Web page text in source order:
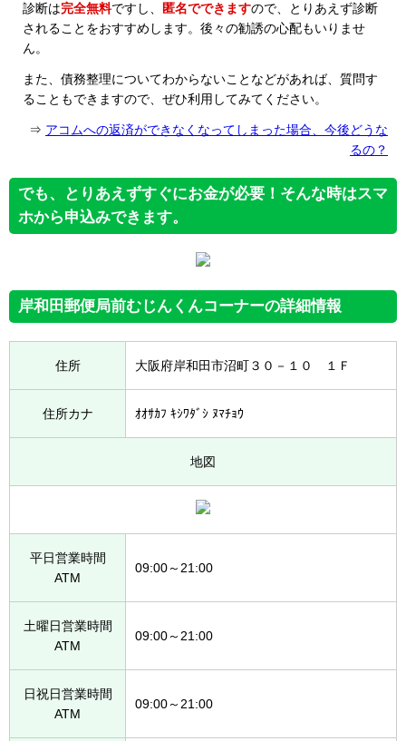
診断は完全無料ですし、 匿名でできますので、とりあえず診断
されることをおすすめします。後々の勧誘の心配もいりませ
ん。
また、債務整理についてわからないことなどがあれば、質問す
ることもできますので、ぜひ利用してみてください。
⇒ アコムへの返済ができなくなってしまった場合、今後どうな
るの？
でも、とりあえずすぐにお金が必要！そんな時はスマ
ホから申込みできます。
岸和田郵便局前むじんくんコーナーの詳細情報
住所 大阪府岸和田市沼町３０－１０ １Ｆ
住所カナ ｵｵｻｶﾌ ｷｼﾜﾀﾞｼ ﾇﾏﾁｮｳ
地図
平日営業時間
ATM
09:00～21:00
土曜日営業時間
ATM
09:00～21:00
日祝日営業時間
ATM
09:00～21:00